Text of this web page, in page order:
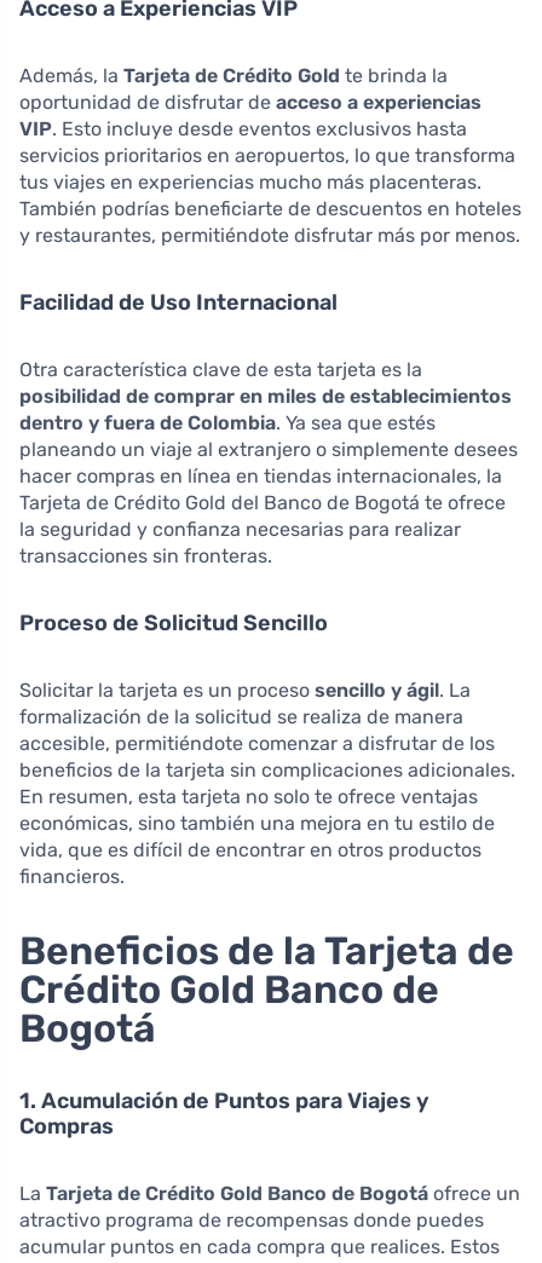
Acceso a Experiencias VIP
Además, la Tarjeta de Crédito Gold te brinda la
oportunidad de disfrutar de acceso a experiencias
VIP. Esto incluye desde eventos exclusivos hasta
servicios prioritarios en aeropuertos, lo que transforma
tus viajes en experiencias mucho más placenteras.
También podrías beneficiarte de descuentos en hoteles
y restaurantes, permitiéndote disfrutar más por menos.
Facilidad de Uso Internacional
Otra característica clave de esta tarjeta es la
posibilidad de comprar en miles de establecimientos
dentro y fuera de Colombia. Ya sea que estés
planeando un viaje al extranjero o simplemente desees
hacer compras en línea en tiendas internacionales, la
Tarjeta de Crédito Gold del Banco de Bogotá te ofrece
la seguridad y confianza necesarias para realizar
transacciones sin fronteras.
Proceso de Solicitud Sencillo
Solicitar la tarjeta es un proceso sencillo y ágil. La
formalización de la solicitud se realiza de manera
accesible, permitiéndote comenzar a disfrutar de los
beneficios de la tarjeta sin complicaciones adicionales.
En resumen, esta tarjeta no solo te ofrece ventajas
económicas, sino también una mejora en tu estilo de
vida, que es difícil de encontrar en otros productos
financieros.
Beneficios de la Tarjeta de
Crédito Gold Banco de
Bogotá
1. Acumulación de Puntos para Viajes y
Compras
La Tarjeta de Crédito Gold Banco de Bogotá ofrece un
atractivo programa de recompensas donde puedes
acumular puntos en cada compra que realices. Estos